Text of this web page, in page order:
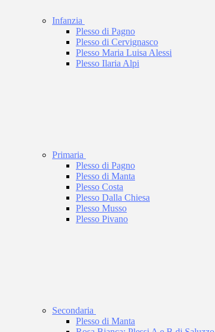
Infanzia
Plesso di Pagno
Plesso di Cervignasco
Plesso Maria Luisa Alessi
Plesso Ilaria Alpi
Primaria
Plesso di Pagno
Plesso di Manta
Plesso Costa
Plesso Dalla Chiesa
Plesso Musso
Plesso Pivano
Secondaria
Plesso di Manta